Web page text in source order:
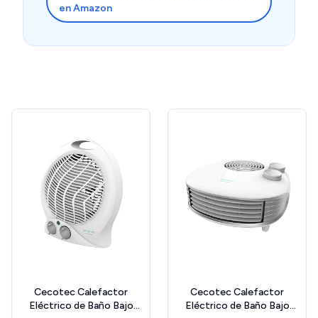
en Amazon
Cecotec Calefactor
Eléctrico de Baño Bajo
Cecotec Calefactor
Eléctrico de Baño Bajo